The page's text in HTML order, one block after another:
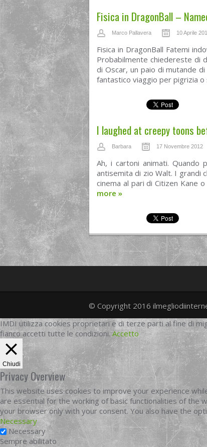
Fisica in DragonBall –
Marco Pallavera 10 Aprile
Fisica in DragonBall Fatemi
Probabilmente chiedereste di
di Oscar, un paio di mutande
fantastico viaggio per pigrizia o
I laughed at creepy toons
Barbara 17 Novembre 2012
Ah, i cartoni animati.
antisemita di zio Walt. I grandi
cinema al pari di Citizen Kane
more »
© Copyright 2016
IMDI utilizza cookies proprietari e di terze parti al fine di
fianco accetti tutte le condizioni.Accetto
Chiudi
Privacy Overview
This website uses cookies to improve your experience
are essential for the working of basic functionalities of the
your browser only with your consent. You also have the
Necessary
Necessary
Sempre abilitato